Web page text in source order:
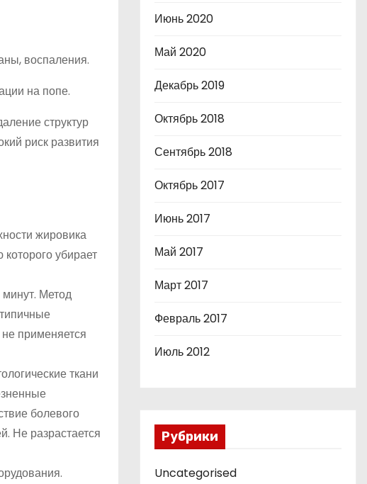
воспаления.
на попе.
структур
риск развития
жировика
убирает
Метод
применяется
ткани
болевого
Не разрастается
Июнь 2020
Май 2020
Декабрь 2019
Октябрь 2018
Сентябрь 2018
Октябрь 2017
Июнь 2017
Май 2017
Март 2017
Февраль 2017
Июль 2012
Рубрики
Uncategorised